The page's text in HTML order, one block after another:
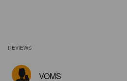
REVIEWS
VOMS